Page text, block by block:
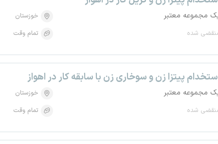
مجموعه معتبر
شده
خوزستان
تمام وقت
پیتزا زن و سوخاری زن با سابقه کار در اهواز
مجموعه معتبر
شده
خوزستان
تمام وقت